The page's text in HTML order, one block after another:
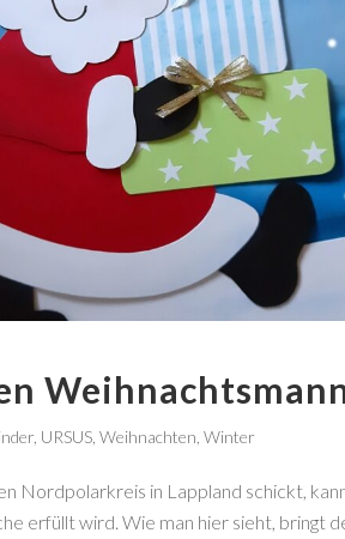
URSUS Weihnachten Winter
Nordpolarkreis in Lappland schickt,
erfüllt wird. Wie man hier sieht, bringt